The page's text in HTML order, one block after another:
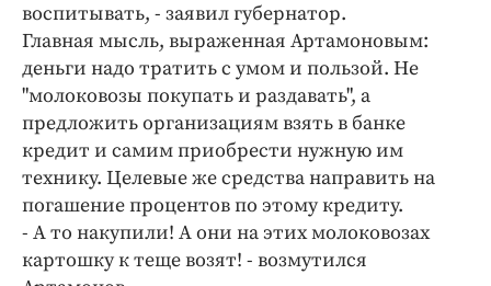
воспитывать, - заявил губернатор.
Главная мысль, выраженная Артамоновым:
деньги надо тратить с умом и пользой. Не
"молоковозы покупать и раздавать", а
предложить организациям взять в банке
кредит и самим приобрести нужную им
технику. Целевые же средства направить на
погашение процентов по этому кредиту.
- А то накупили! А они на этих молоковозах
картошку к теще возят! - возмутился